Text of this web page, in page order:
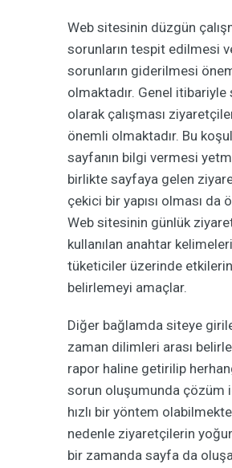
Web sitesinin düzgün
sorunların tespit edilmesi
sorunların giderilmesi
olmaktadır. Genel itibariyle
olarak çalışması
önemli olmaktadır. Bu
sayfanın bilgi vermesi
birlikte sayfaya gelen
çekici bir yapısı olması da
Web sitesinin günlük
kullanılan anahtar
tüketiciler üzerinde
belirlemeyi amaçlar.
Diğer bağlamda siteye
zaman dilimleri arası
rapor haline getirilip
sorun oluşumunda çözüm
hızlı bir yöntem
nedenle ziyaretçilerin
bir zamanda sayfa da